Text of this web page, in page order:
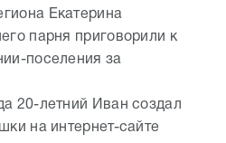
Екатерина
парня приговорили к
поселения за
20-летний Иван создал
на интернет-сайте